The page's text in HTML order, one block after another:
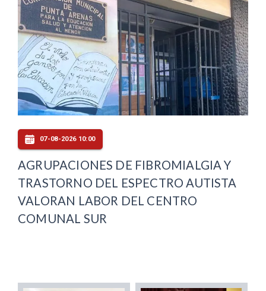
07-08-2026 10:00
AGRUPACIONES DE FIBROMIALGIA Y
TRASTORNO DEL ESPECTRO AUTISTA
VALORAN LABOR DEL CENTRO
COMUNAL SUR